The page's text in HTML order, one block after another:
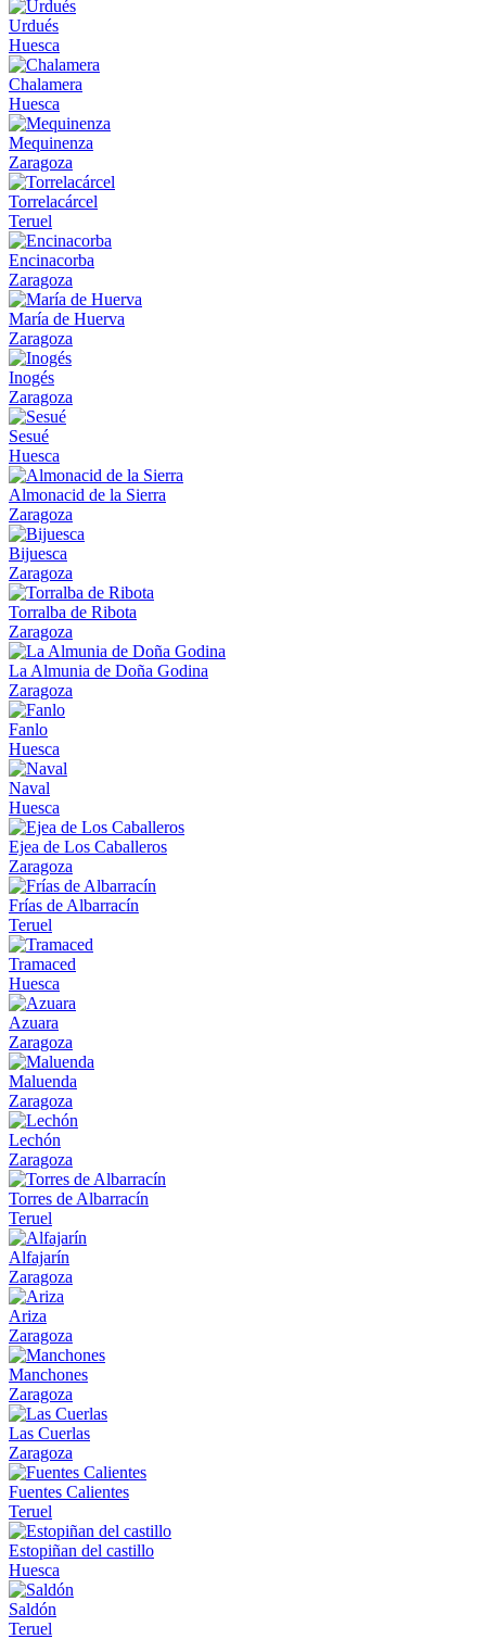
Urdués
Huesca
Chalamera
Huesca
Mequinenza
Zaragoza
Torrelacárcel
Teruel
Encinacorba
Zaragoza
María de Huerva
Zaragoza
Inogés
Zaragoza
Sesué
Huesca
Almonacid de la Sierra
Zaragoza
Bijuesca
Zaragoza
Torralba de Ribota
Zaragoza
La Almunia de Doña Godina
Zaragoza
Fanlo
Huesca
Naval
Huesca
Ejea de Los Caballeros
Zaragoza
Frías de Albarracín
Teruel
Tramaced
Huesca
Azuara
Zaragoza
Maluenda
Zaragoza
Lechón
Zaragoza
Torres de Albarracín
Teruel
Alfajarín
Zaragoza
Ariza
Zaragoza
Manchones
Zaragoza
Las Cuerlas
Zaragoza
Fuentes Calientes
Teruel
Estopiñan del castillo
Huesca
Saldón
Teruel